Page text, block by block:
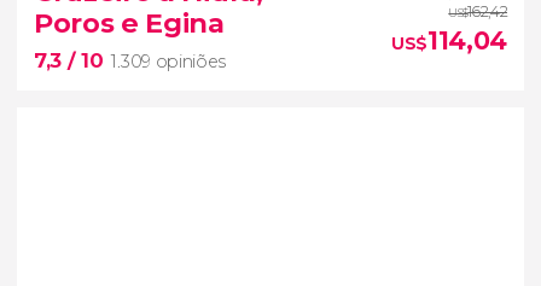
tour panorâmico de ônibus
por Atenas
visita guiada à Acrópole e seu
Museu
Poros e Egina
7,3 / 10 1.309 opiniões
US$162,42
US$114,04